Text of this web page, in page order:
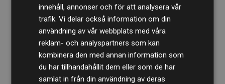
RevisionsbyrånBDOgranskar kontinuerligt våra
beräkningar och vår metod för att säkerställa
transparens och tillförlitlighet.
Deras granskning visar att våra investeringar i
innehåll, annonser och för att analysera vår
trafik. Vi delar också information om din
användning av vår webbplats med våra
reklam- och analyspartners som kan
kombinera den med annan information som
du har tillhandahållit dem eller som de har
samlat in från din användning av deras